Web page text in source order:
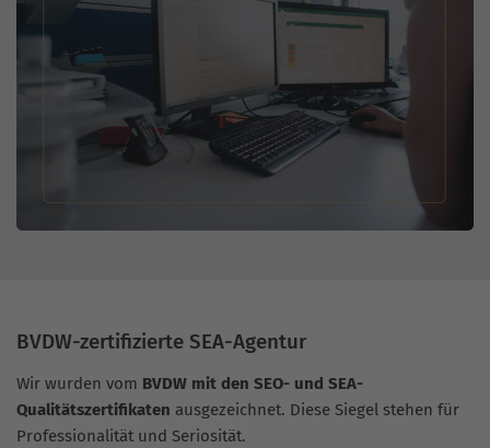
BVDW-zertifizierte SEA-Agentur
Wir wurden vom BVDW mit den SEO- und SEA-
Qualitätszertifikaten ausgezeichnet. Diese Siegel stehen für
Professionalität und Seriosität.